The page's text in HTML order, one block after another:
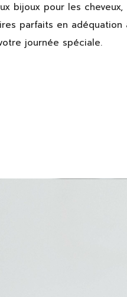
bijoux pour les
parfaits en
journée spéciale.